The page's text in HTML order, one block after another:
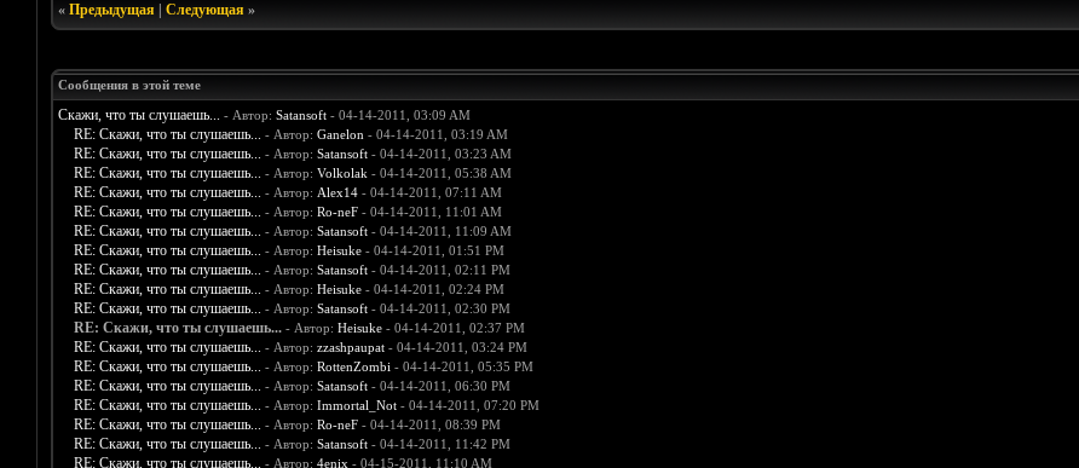
« Предыдущая| Следующая»
Сообщения в этой теме
Скажи, что ты слушаешь... - Автор: Satansoft- 04-14-2011, 03:09 AM
RE: Скажи, что ты слушаешь... - Автор: Ganelon - 04-14-2011, 03:19 AM
RE: Скажи, что ты слушаешь... - Автор: Satansoft- 04-14-2011, 03:23 AM
RE: Скажи, что ты слушаешь... - Автор: Volkolak - 04-14-2011, 05:38 AM
RE: Скажи, что ты слушаешь... - Автор: Alex14- 04-14-2011, 07:11 AM
RE: Скажи, что ты слушаешь... - Автор: Ro-neF- 04-14-2011, 11:01 AM
RE: Скажи, что ты слушаешь... - Автор: Satansoft- 04-14-2011, 11:09 AM
RE: Скажи, что ты слушаешь... - Автор: Heisuke- 04-14-2011, 01:51 PM
RE: Скажи, что ты слушаешь... - Автор: Satansoft- 04-14-2011, 02:11 PM
RE: Скажи, что ты слушаешь... - Автор: Heisuke- 04-14-2011, 02:24 PM
RE: Скажи, что ты слушаешь... - Автор: Satansoft- 04-14-2011, 02:30 PM
RE: Скажи, что ты слушаешь... - Автор: Heisuke- 04-14-2011, 02:37 PM
RE: Скажи, что ты слушаешь... - Автор: zzashpaupat- 04-14-2011, 03:24 PM
RE: Скажи, что ты слушаешь... - Автор: RottenZombi - 04-14-2011, 05:35 PM
RE: Скажи, что ты слушаешь... - Автор: Satansoft- 04-14-2011, 06:30 PM
RE: Скажи, что ты слушаешь... - Автор: Immortal_Not- 04-14-2011, 07:20 PM
RE: Скажи, что ты слушаешь... - Автор: Ro-neF- 04-14-2011, 08:39 PM
RE: Скажи, что ты слушаешь... - Автор: Satansoft- 04-14-2011, 11:42 PM
RE: Скажи, что ты слушаешь... - Автор: 4enix - 04-15-2011, 11:10 AM